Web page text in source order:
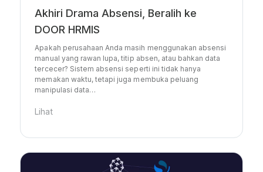
Akhiri Drama Absensi, Beralih ke
DOOR HRMIS
Apakah perusahaan Anda masih menggunakan absensi
manual yang rawan lupa, titip absen, atau bahkan data
tercecer? Sistem absensi seperti ini tidak hanya
memakan waktu, tetapi juga membuka peluang
manipulasi data…
Lihat